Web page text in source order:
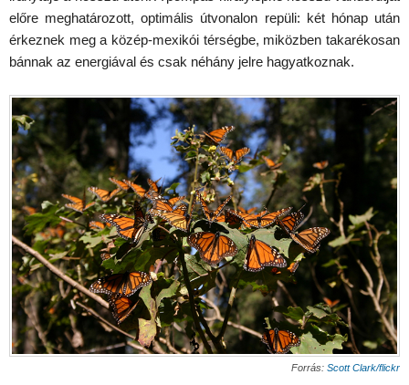
előre meghatározott, optimális útvonalon repüli: két hónap után
érkeznek meg a közép-mexikói térségbe, miközben takarékosan
bánnak az energiával és csak néhány jelre hagyatkoznak.
Forrás: Scott Clark/flickr